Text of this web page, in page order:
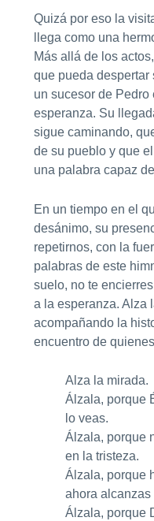
Quizá por eso la
llega como una
Más allá de los
que pueda despertar
un sucesor de
esperanza. Su
sigue caminando,
de su pueblo y que
una palabra capaz
En un tiempo en el
desánimo, su
repetirnos, con la
palabras de este
suelo, no te
a la esperanza. Alza
acompañando la
encuentro de
Alza la mirada.
Álzala, porque
lo veas.
Álzala, porque
en la tristeza.
Álzala, porque
ahora alcanzas
Álzala, porque